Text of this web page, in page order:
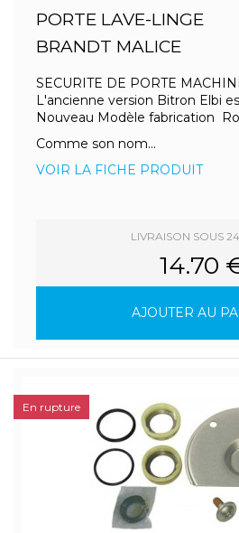
PORTE LAVE-LINGE
BRANDT MALICE
SECURITE DE PORTE
L'ancienne version Bitron Elbi
Nouveau Modèle fabrication
Comme son nom...
VOIR LA FICHE PRODUIT
LIVRAISON SOUS
14.70
AJOUTER AU
En rupture